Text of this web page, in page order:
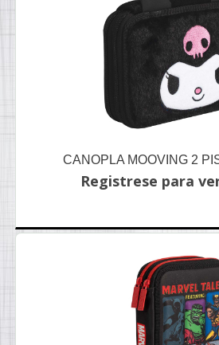
CANOPLA MOOVING 2
Registrese para